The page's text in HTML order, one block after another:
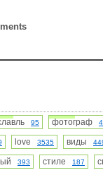
95 фотограф
love 3535 виды
393 стиле 187